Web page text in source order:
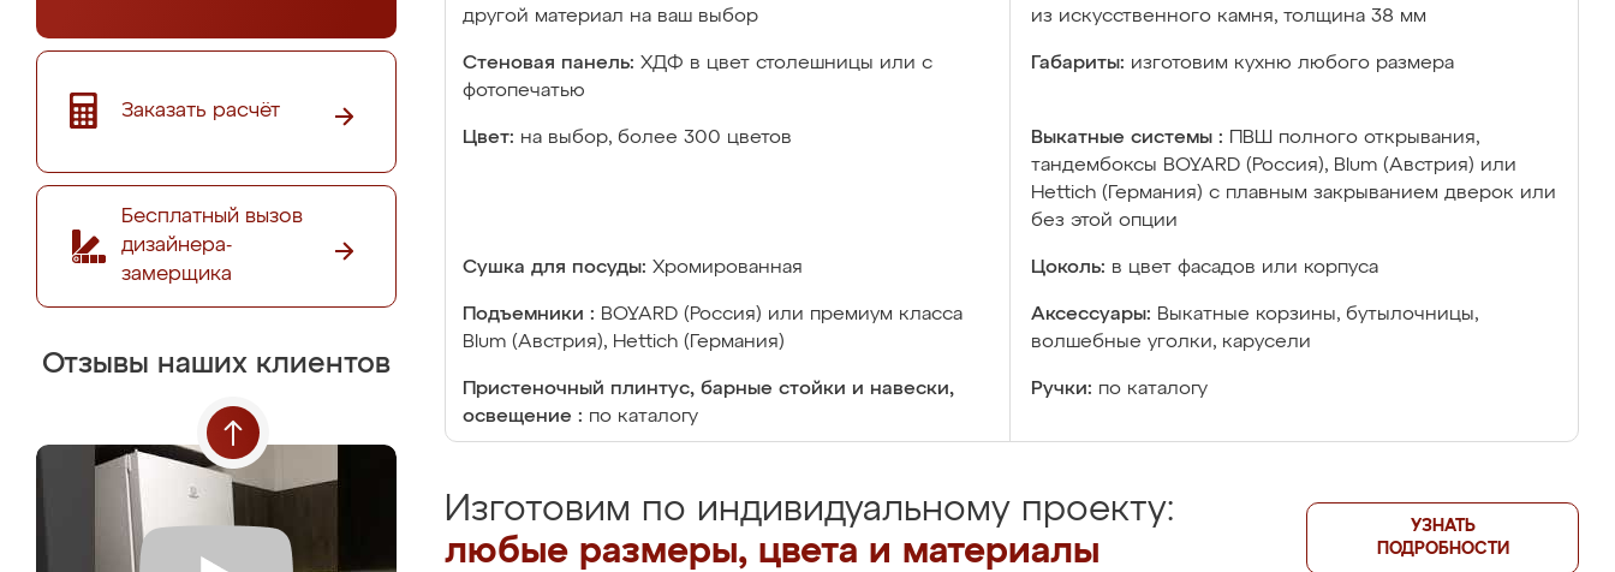
Заказать расчёт
Бесплатный вызов
дизайнера-
замерщика
Отзывы наших клиентов
другой материал на ваш выбор
из искусственного камня, толщина 38 мм
Стеновая панель: ХДФ в цвет столешницы или с
фотопечатью
Габариты: изготовим кухню любого размера
Цвет: на выбор, более 300 цветов Выкатные системы :
ПВШ полного открывания,
тандембоксы BOYARD (Россия), Blum (Австрия) или
Hettich (Германия) с плавным закрыванием дверок или
без этой опции
Сушка для посуды: Хромированная Цоколь: в цвет фасадов или корпуса
Подъемники : BOYARD (Россия) или премиум класса
Blum (Австрия), Hettich (Германия)
Аксессуары: Выкатные корзины, бутылочницы,
волшебные уголки, карусели
Пристеночный плинтус, барные стойки и навески,
освещение : по каталогу
Ручки: по каталогу
Изготовим по индивидуальному проекту:
любые размеры, цвета и материалы
УЗНАТЬ
ПОДРОБНОСТИ